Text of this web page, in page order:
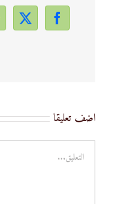
Facebook
X
اضف تعليقا
تعليق